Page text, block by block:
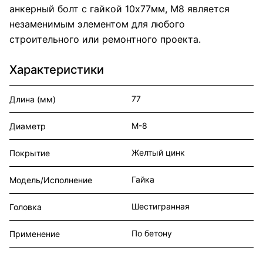
анкерный болт с гайкой 10х77мм, М8 является
незаменимым элементом для любого
строительного или ремонтного проекта.
Характеристики
Длина (мм) 77
Диаметр М-8
Покрытие Желтый цинк
Модель/Исполнение Гайка
Головка Шестигранная
Применение По бетону